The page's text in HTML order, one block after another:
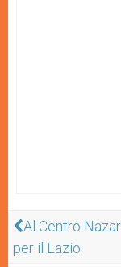
Al Centro
per il Lazio